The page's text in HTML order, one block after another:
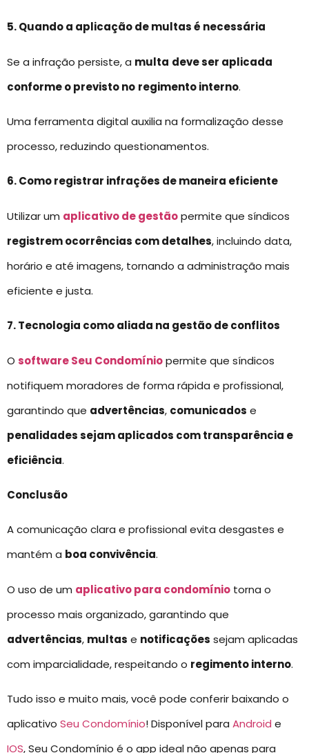
5. Quando a aplicação de multas é necessária
Se a infração persiste, a multa deve ser aplicada
conforme o previsto no regimento interno.
Uma ferramenta digital auxilia na formalização desse
processo, reduzindo questionamentos.
6. Como registrar infrações de maneira eficiente
Utilizar um aplicativo de gestãopermite que síndicos
registrem ocorrências com detalhes, incluindo data,
horário e até imagens, tornando a administração mais
eficiente e justa.
7. Tecnologia como aliada na gestão de conflitos
O software Seu Condomíniopermite que síndicos
notifiquem moradores de forma rápida e profissional,
garantindo que advertências, comunicados e
penalidades sejam aplicados com transparência e
eficiência.
Conclusão
A comunicação clara e profissional evita desgastes e
mantém a boa convivência.
O uso de um aplicativo para condomínio torna o
processo mais organizado, garantindo que
advertências, multas e notificações sejam aplicadas
com imparcialidade, respeitando o regimento interno.
Tudo isso e muito mais, você pode conferir baixando o
aplicativo Seu Condomínio! Disponível para Android e
IOS, Seu Condomínio é o app ideal não apenas para